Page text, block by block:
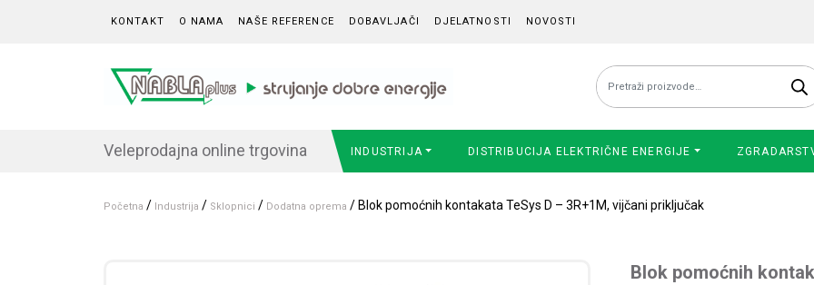
KONTAKT O NAMA NAŠE REFERENCE DOBAVLJAČI DJELATNOSTI NOVOSTI
Pretraži:
Veleprodajna online trgovina INDUSTRIJA DISTRIBUCIJA ELEKTRIČNE ENERGIJE
Početna / Industrija / Sklopnici / Dodatna oprema / Blok pomoćnih kontakata TeSys D – 3R+1M, vijčani priključak
Blok pomoćnih